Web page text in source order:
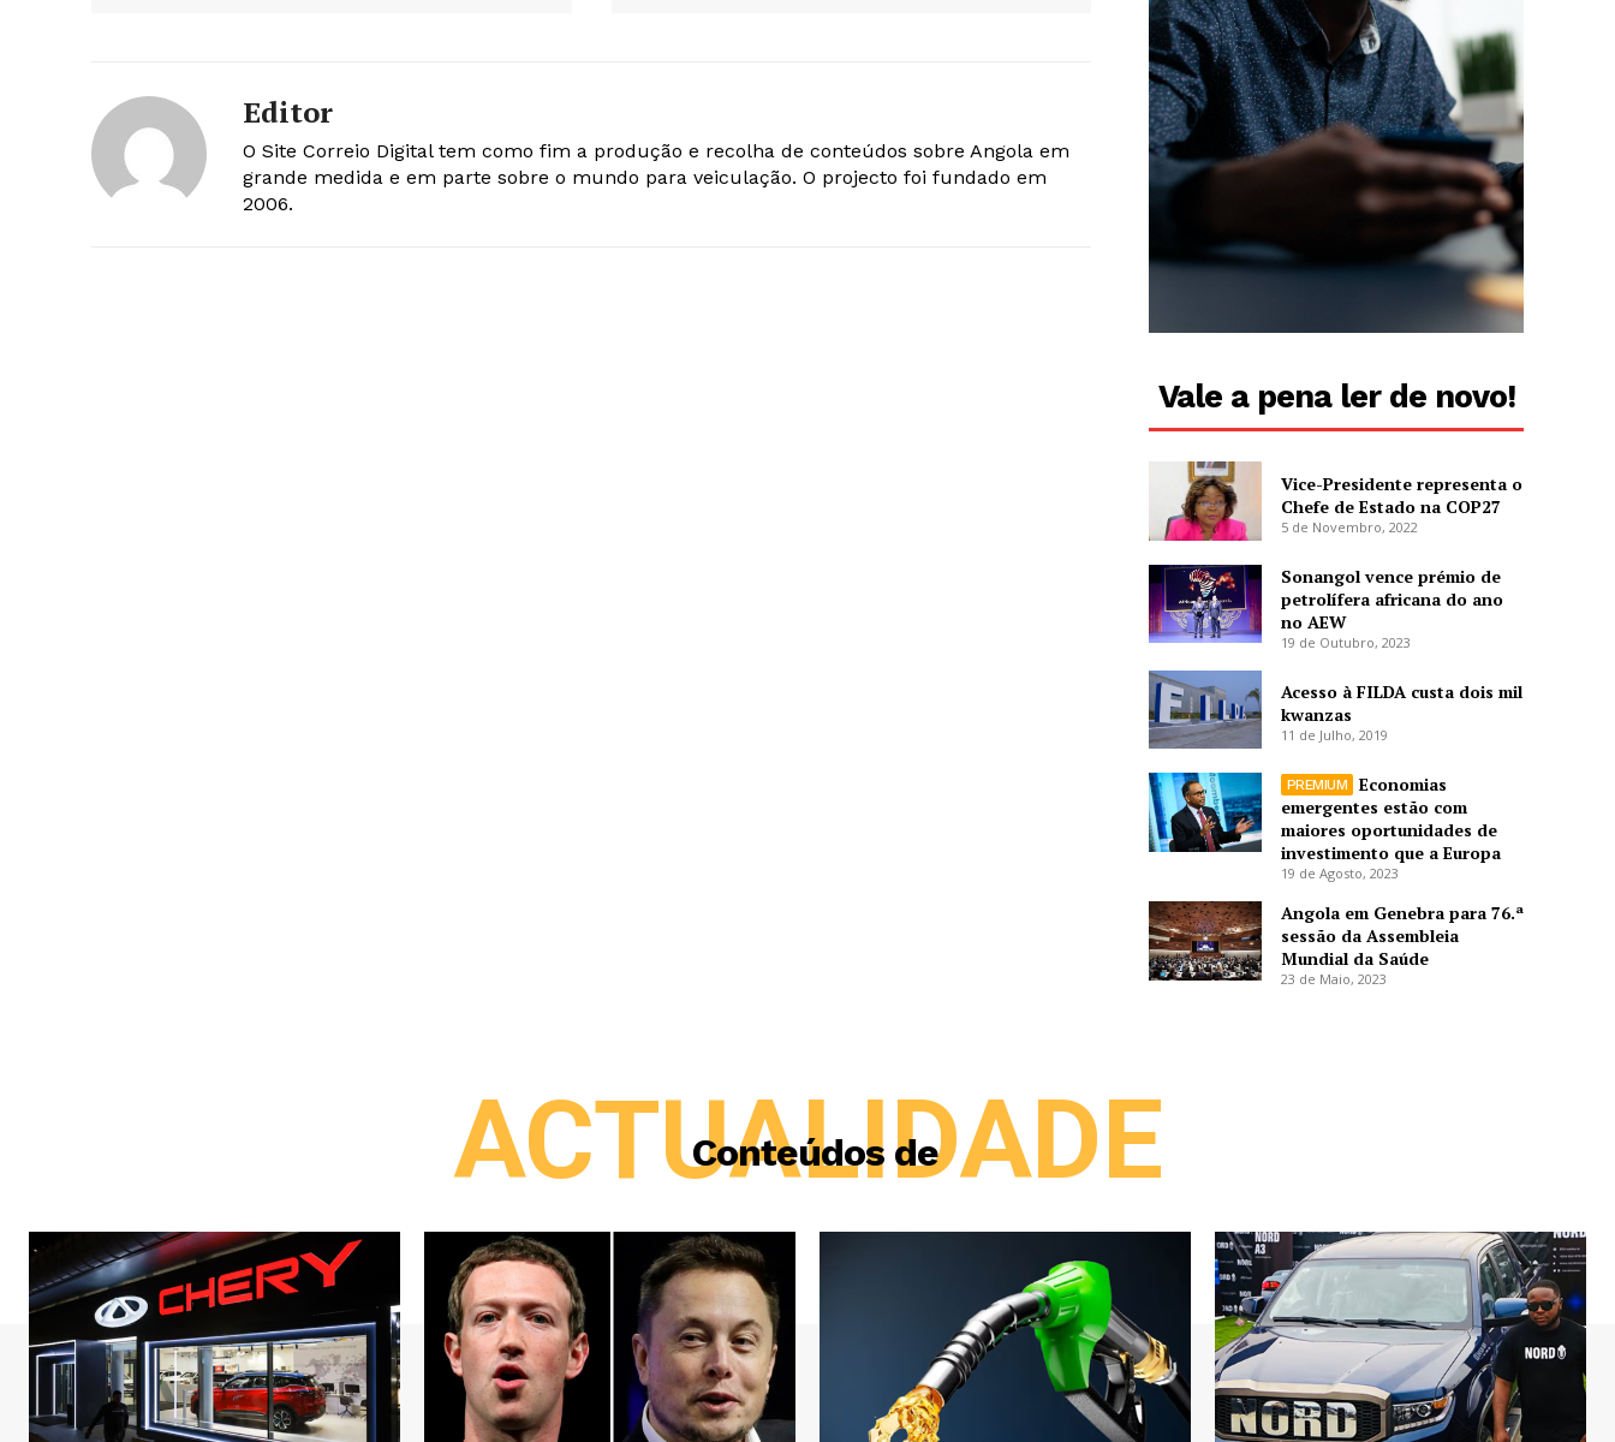
Editor
O Site Correio Digital tem como fim a produção e recolha de conteúdos sobre Angola em
grande medida e em parte sobre o mundo para veiculação. O projecto foi fundado em
2006.
Vale a pena ler de novo!
Vice-Presidente representa o
Chefe de Estado na COP27
5 de Novembro, 2022
Sonangol vence prémio de
petrolífera africana do ano
no AEW
19 de Outubro, 2023
Acesso à FILDA custa dois mil
kwanzas
11 de Julho, 2019
Economias
emergentes estão com
maiores oportunidades de
investimento que a Europa
19 de Agosto, 2023
Angola em Genebra para 76.ª
sessão da Assembleia
Mundial da Saúde
23 de Maio, 2023
Conteúdos de
ACTUALIDADE